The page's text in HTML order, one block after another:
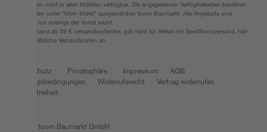
Umständen nicht in allen Märkten verfügbar. Die angegebenen Verfügbarkeiten beziehen
sich auf den unter "Mein Markt" ausgewählten toom Baumarkt. Alle Angebote und
Produkte nur solange der Vorrat reicht.
*Paketversand ab 59 € versandkostenfrei, gilt nicht für Artikel mit Speditionsversand, hier
fallen zusätzliche Versandkosten an.
Datenschutz Privatsphäre Impressum
AGB
Nutzungsbedingungen
Widerrufsrecht
Vertrag widerrufen
Barrierefreiheit
© 2026 toom Baumarkt GmbH